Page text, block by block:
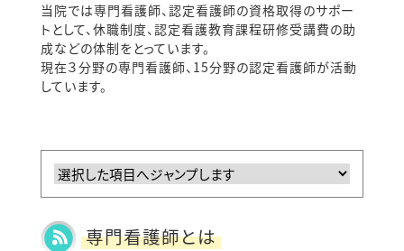
当院では専門看護師、認定看護師の資格取得のサポー
トとして、休職制度、認定看護教育課程研修受講費の助
成などの体制をとっています。
現在３分野の専門看護師、15分野の認定看護師が活動
しています。
専門看護師とは